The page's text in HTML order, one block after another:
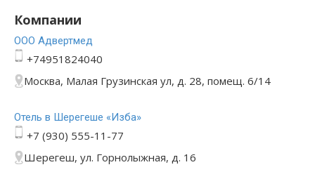
Компании
ООО Адвертмед
+74951824040
Москва, Малая Грузинская ул, д. 28, помещ. 6/14
Отель в Шерегеше «Изба»
+7 (930) 555-11-77
Шерегеш, ул. Горнолыжная, д. 16